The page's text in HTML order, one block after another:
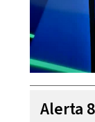
Alerta